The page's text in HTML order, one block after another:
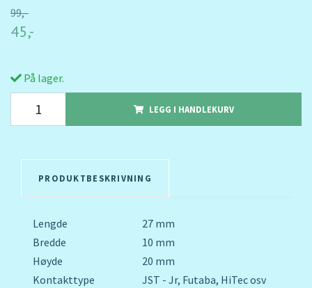
99,-
45,-
På lager.
LEGG I HANDLEKURV
PRODUKTBESKRIVNING
Lengde
27 mm
Bredde
10 mm
Høyde
20 mm
Kontakttype
JST - Jr, Futaba, HiTec osv